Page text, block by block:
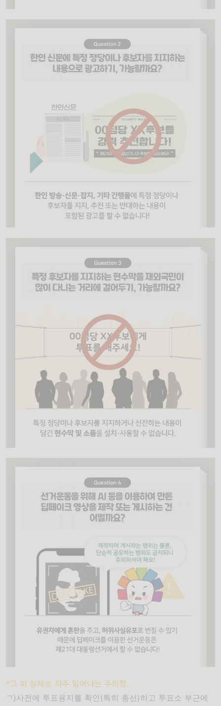
*그 외 실제로 자주 일어나는 주의점.
ㄱ)사전에 투표용지를 확인(특히 총선)하고 투표소 부근에